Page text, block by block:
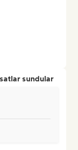
sundular